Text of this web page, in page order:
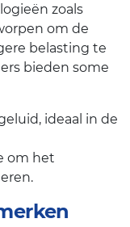
zoals
om de
belasting te
bieden some
ideaal in de
om het